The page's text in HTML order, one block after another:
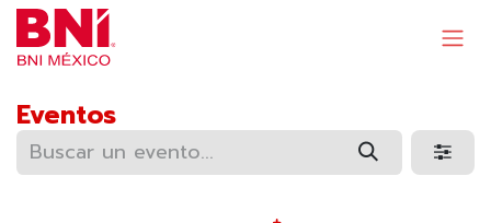
Ir al contenido
Eventos